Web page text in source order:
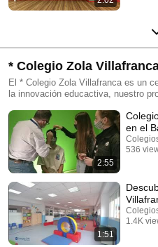
* Colegio Zola
El * Colegio Zola Villafranca es un
la innovación educactiva, nuestro
Bachillerato artístico y una escuela
2:55
en el
536
1:51
1.4K